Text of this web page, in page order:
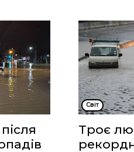
Cвіт
Троє